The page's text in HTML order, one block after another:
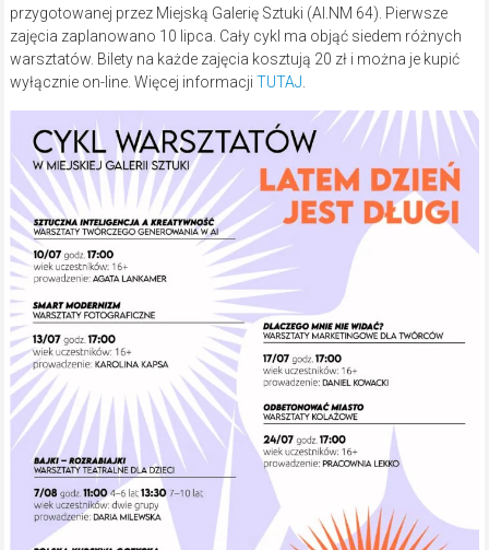
przygotowanej przez Miejską Galerię Sztuki (Al.NM 64). Pierwsze
zajęcia zaplanowano 10 lipca. Cały cykl ma objąć siedem różnych
warsztatów. Bilety na każde zajęcia kosztują 20 zł i można je kupić
wyłącznie on-line. Więcej informacji TUTAJ